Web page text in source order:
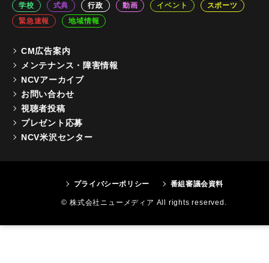
学校
式典 行政 動画 イベント
スポーツ
緊急速報
地域情報
CM広告案内
メンテナンス・障害情報
NCVアーカイブ
お問い合わせ
視聴者投稿
プレゼント応募
NCV米沢センター
プライバシーポリシー 番組審議会資料
© 株式会社ニューメディア All rights reserved.